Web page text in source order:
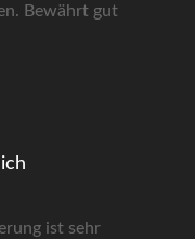
Bewährt gut
ist sehr